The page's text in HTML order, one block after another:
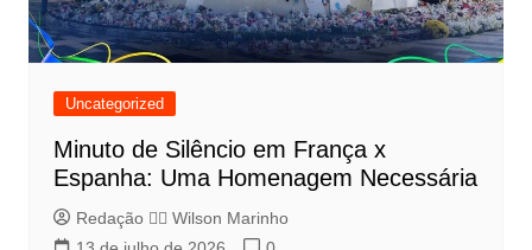
Uncategorized
Minuto de Silêncio em França x
Espanha: Uma Homenagem Necessária
Redação 👨‍⚖️​ Wilson Marinho